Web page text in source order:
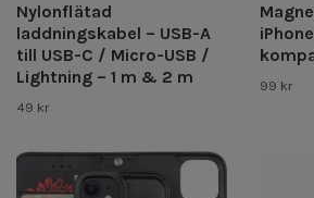
Nylonflätad
laddningskabel – USB-A
till USB-C / Micro-USB /
Lightning – 1 m & 2 m
49 kr
99 kr